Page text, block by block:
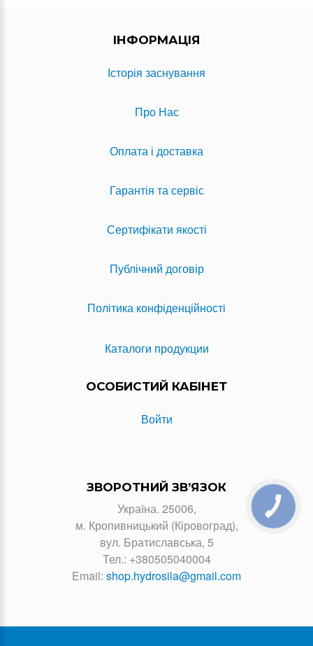
ІНФОРМАЦІЯ
Історія заснування
Про Нас
Оплата і доставка
Гарантія та сервіс
Сертифікати якості
Публічний договір
Політика конфіденційності
Каталоги продукции
ОСОБИСТИЙ КАБІНЕТ
Войти
ЗВОРОТНИЙ ЗВ’ЯЗОК
Україна. 25006,
м. Кропивницький (Кіровоград),
вул. Братиславська, 5
Тел.: +380505040004
Email: shop.hydrosila@gmail.com
КНОПКА
ЗВ'ЯЗКУ